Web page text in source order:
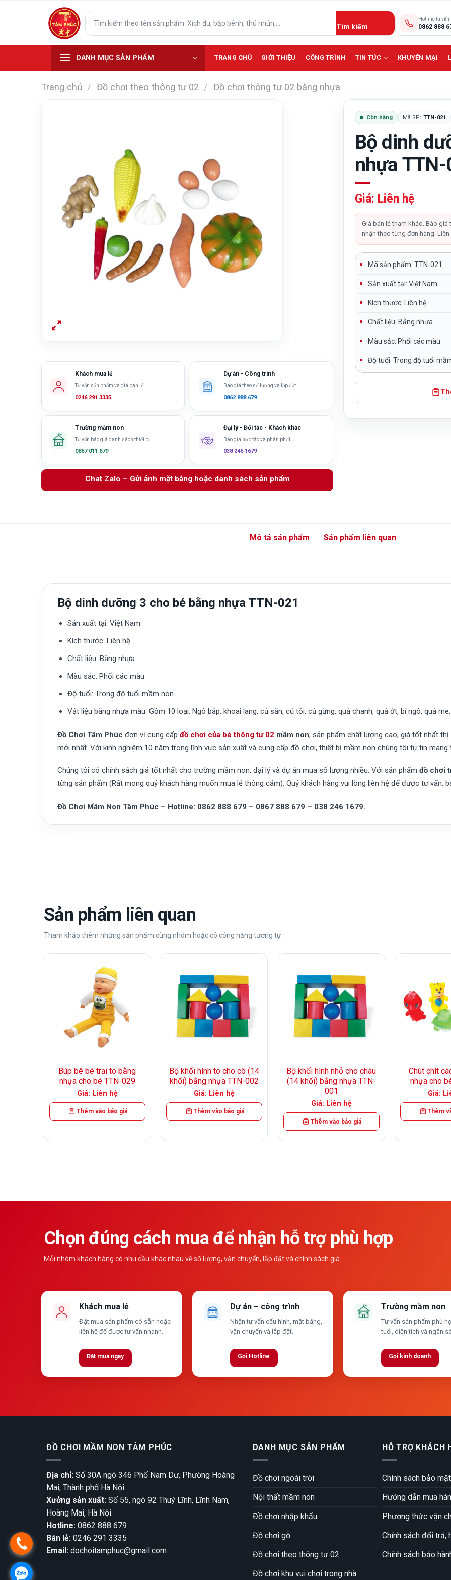
Tìm
kiếm:
Hotline tư vấn
0862 888
DANH MỤC SẢN PHẨM TRANG CHỦ GIỚI THIỆU CÔNG TRÌNH TIN TỨC KHUYẾN MẠI
Trang chủ / Đồ chơi theo thông tư 02 / Đồ chơi thông tư 02 bằng nhựa
Khách mua lẻ
Tư vấn sản phẩm và giá bán lẻ
0246 291 3335
Dự án - Công trình
Báo giá theo số lượng và lắp đặt
0862 888 679
Trường mầm non
Tư vấn báo giá danh sách thiết bị
0867 011 679
Đại lý - Đối tác - Khách khác
Báo giá hợp tác và phân phối
038 246 1679
Chat Zalo – Gửi ảnh mặt bằng hoặc danh sách sản phẩm
Còn hàng Mã SP: TTN-021
Bộ dinh
nhựa
Giá: Liên hệ
Giá bán lẻ tham khảo. Báo giá
nhận theo từng đơn hàng.
Mã sản phẩm: TTN-021
Sản xuất tại: Việt Nam
Kích thước: Liên hệ
Chất liệu: Bằng nhựa
Màu sắc: Phối các màu
Độ tuổi: Trong độ tuổi
Mô tả sản phẩm Sản phẩm liên quan
Bộ dinh dưỡng 3 cho bé bằng nhựa TTN-021
Sản xuất tại: Việt Nam
Kích thước: Liên hệ
Chất liệu: Bằng nhựa
Màu sắc: Phối các màu
Độ tuổi: Trong độ tuổi mầm non
Vật liệu bằng nhựa màu. Gồm 10 loại: Ngô bắp, khoai lang, củ sắn, củ tỏi, củ gừng, quả chanh, quả ớt, bí ngô, quả
Đồ Chơi Tâm Phúc đơn vị cung cấp đồ chơi của bé thông tư 02 mầm non, sản phẩm chất lượng cao, giá tốt nhất
mới nhất. Với kinh nghiệm 10 năm trong lĩnh vực sản xuất và cung cấp đồ chơi, thiết bị mầm non chúng tôi tự tin
Chúng tôi có chính sách giá tốt nhất cho trường mầm non, đại lý và dự án mua số lượng nhiều. Với sản phẩm đồ chơi
từng sản phẩm (Rất mong quý khách hàng muốn mua lẻ thông cảm). Quý khách hàng vui lòng liên hệ để được tư vấn,
Đồ Chơi Mầm Non Tâm Phúc – Hotline: 0862 888 679 – 0867 888 679 – 038 246 1679.
Sản phẩm liên quan
Tham khảo thêm những sản phẩm cùng nhóm hoặc có công năng tương tự.
Búp bê bé trai to bằng
nhựa cho bé TTN-029
Giá: Liên hệ
Thêm vào báo giá
Bộ khối hình to cho cô (14
khối) bằng nhựa TTN-002
Giá: Liên hệ
Thêm vào báo giá
Bộ khối hình nhỏ cho cháu
(14 khối) bằng nhựa TTN-
001
Giá: Liên hệ
Thêm vào báo giá
Chút chít
nhựa cho
Giá:
Thêm
Chọn đúng cách mua để nhận hỗ trợ phù hợp
Mỗi nhóm khách hàng có nhu cầu khác nhau về số lượng, vận chuyển, lắp đặt và chính sách giá.
Khách mua lẻ
Đặt mua sản phẩm có sẵn hoặc
liên hệ để được tư vấn nhanh.
Đặt mua ngay
Dự án – công trình
Nhận tư vấn cấu hình, mặt bằng,
vận chuyển và lắp đặt.
Gọi Hotline
Trường mầm non
Tư vấn sản phẩm phù
tuổi, diện tích và ngân
Gọi kinh doanh
ĐỒ CHƠI MẦM NON TÂM PHÚC
Địa chỉ: Số 30A ngõ 346 Phố Nam Dư, Phường Hoàng
Mai, Thành phố Hà Nội.
Xưởng sản xuất: Số 55, ngõ 92 Thuý Lĩnh, Lĩnh Nam,
Hoàng Mai, Hà Nội.
Hotline: 0862 888 679
Bán lẻ: 0246 291 3335
Email: dochoitamphuc@gmail.com
DANH MỤC SẢN PHẨM
Đồ chơi ngoài trời
Nội thất mầm non
Đồ chơi nhập khẩu
Đồ chơi gỗ
Đồ chơi theo thông tư 02
Đồ chơi khu vui chơi trong nhà
HỖ TRỢ KHÁCH
Chính sách bảo mật
Hướng dẫn mua
Phương thức vận
Chính sách đổi trả,
Chính sách bảo